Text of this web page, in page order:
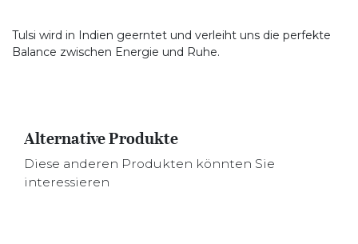
Tulsi wird in Indien geerntet und verleiht uns die perfekte
Balance zwischen Energie und Ruhe.
Alternative Produkte
Diese anderen Produkten könnten Sie
interessieren